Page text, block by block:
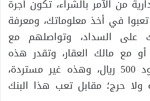
من الآمر بالشراء، تكون أجرة
في أخذ معلوماتك، ومعرفة
على السداد، وتواصلهم مع
مع مالك العقار، وتقدر هذه
الرسوم في حدود 500 ريال، وهذه غير مستردة،
حرج؛ مقابل تعب هذا البنك